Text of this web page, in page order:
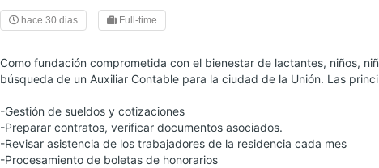
hace 30 dias Full-time
Como fundación comprometida con el bienestar de lactantes, niños,
búsqueda de un Auxiliar Contable para la ciudad de la Unión. Las
-Gestión de sueldos y cotizaciones
-Preparar contratos, verificar documentos asociados.
-Revisar asistencia de los trabajadores de la residencia cada mes
-Procesamiento de boletas de honorarios